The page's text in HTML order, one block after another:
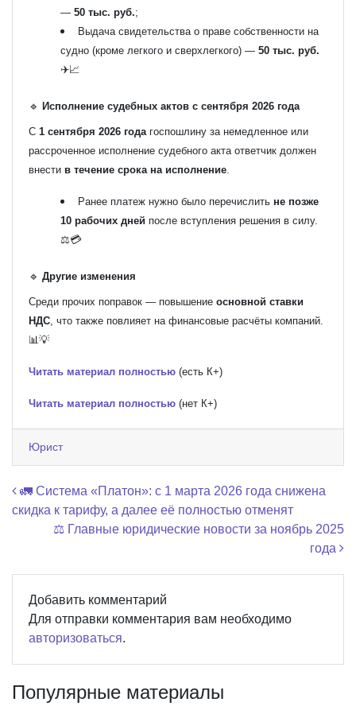
— 50 тыс. руб.;
Выдача свидетельства о праве собственности на
судно (кроме легкого и сверхлегкого) — 50 тыс. руб.
✈️📈
🔹 Исполнение судебных актов с сентября 2026 года
С 1 сентября 2026 года госпошлину за немедленное или
рассроченное исполнение судебного акта ответчик должен
внести в течение срока на исполнение
Ранее платеж нужно было перечислить не позже
10 рабочих дней после вступления решения в силу.
⚖️💳
🔹 Другие изменения
Среди прочих поправок — повышение основной ставки
НДС , что также повлияет на финансовые расчёты компаний.
📊💡
Читать материал полностью (есть К+)
Читать материал полностью (нет К+)
Юрист
Навигация по записям
🚛 Система «Платон»: с 1 марта 2026 года снижена
скидка к тарифу, а далее её полностью отменят
⚖️ Главные юридические новости за ноябрь 2025
года
Добавить комментарий
Для отправки комментария вам необходимо
авторизоваться.
Популярные материалы